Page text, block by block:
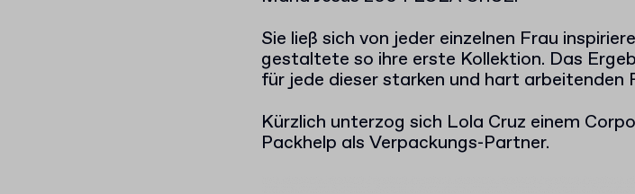
Sie ließ sich von jeder einzelnen Frau
gestaltete so ihre erste Kollektion. Das
für jede dieser starken und hart arbeitenden
Kürzlich unterzog sich Lola Cruz einem
Packhelp als Verpackungs-Partner.